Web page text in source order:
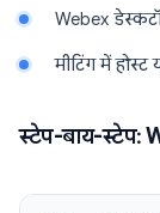
Webex
मीटिंग में होस्ट
स्टेप-बाय-स्टेप: